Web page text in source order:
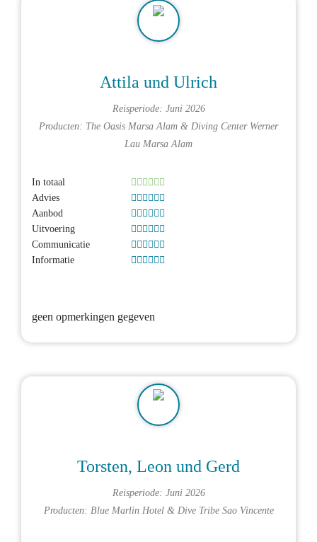
Attila und Ulrich
Reisperiode: Juni 2026
Producten: The Oasis Marsa Alam & Diving Center Werner
Lau Marsa Alam
In totaal
Advies
Aanbod
Uitvoering
Communicatie
Informatie
geen opmerkingen gegeven
Torsten, Leon und Gerd
Reisperiode: Juni 2026
Producten: Blue Marlin Hotel& Dive Tribe Sao Vincente